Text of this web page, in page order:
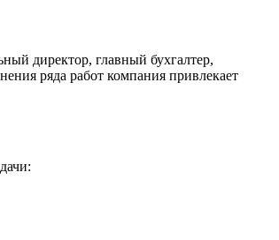
директор, главный бухгалтер,
ряда работ компания привлекает